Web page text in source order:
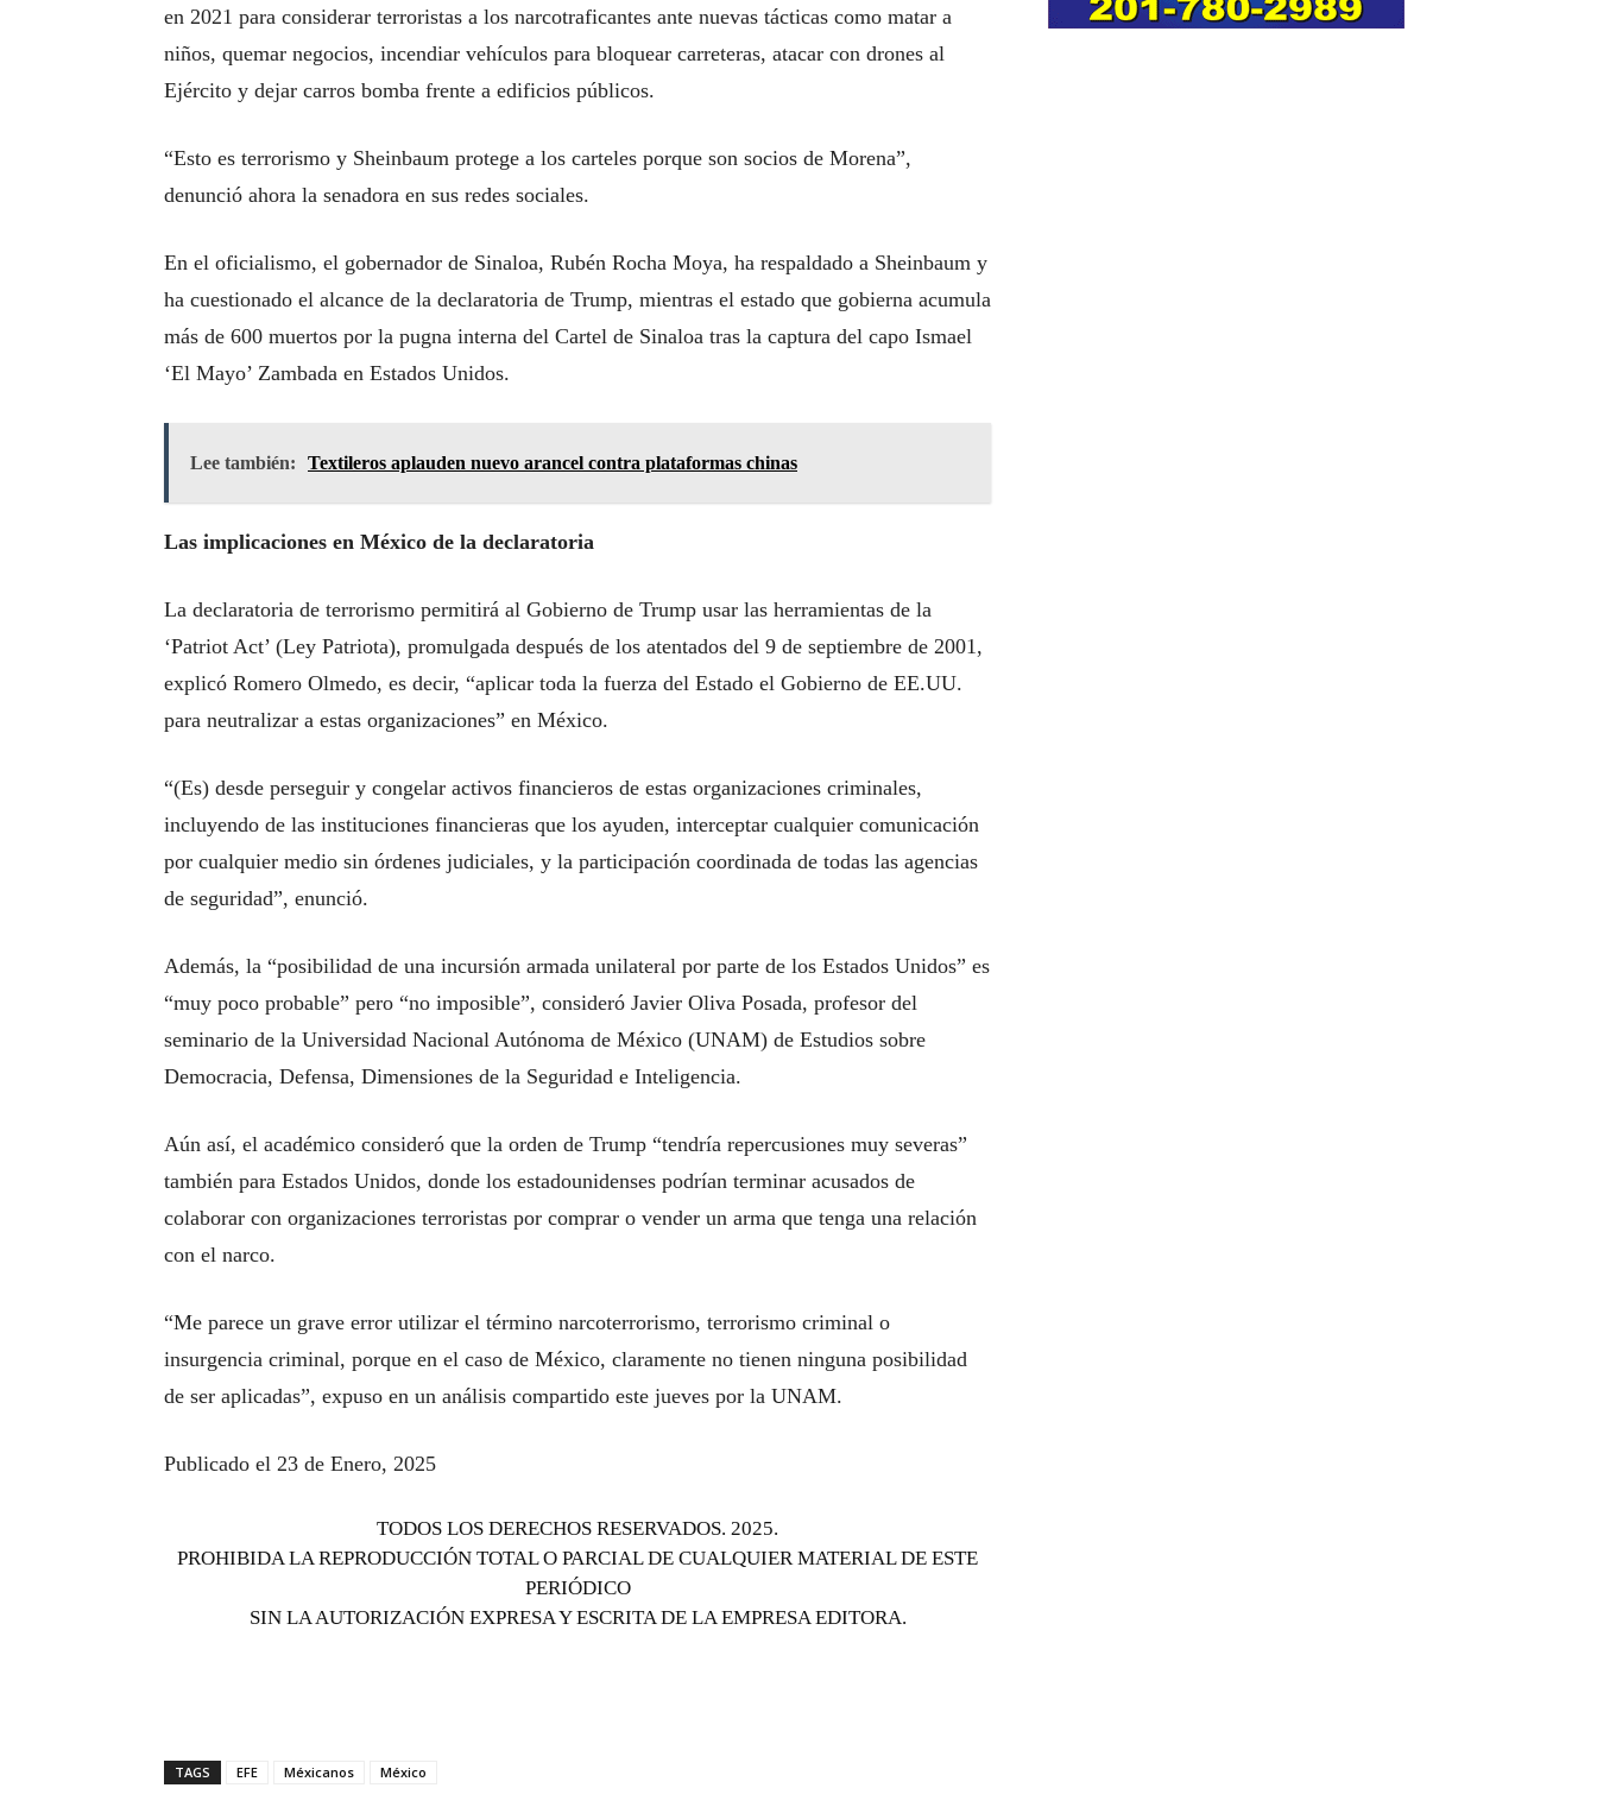
en 2021 para considerar terroristas a los narcotraficantes ante nuevas tácticas como matar a
niños, quemar negocios, incendiar vehículos para bloquear carreteras, atacar con drones al
Ejército y dejar carros bomba frente a edificios públicos.
“Esto es terrorismo y Sheinbaum protege a los carteles porque son socios de Morena”,
denunció ahora la senadora en sus redes sociales.
En el oficialismo, el gobernador de Sinaloa, Rubén Rocha Moya, ha respaldado a Sheinbaum y
ha cuestionado el alcance de la declaratoria de Trump, mientras el estado que gobierna acumula
más de 600 muertos por la pugna interna del Cartel de Sinaloa tras la captura del capo Ismael
‘El Mayo’ Zambada en Estados Unidos.
Lee también: Textileros aplauden nuevo arancel contra plataformas chinas
Las implicaciones en México de la declaratoria
La declaratoria de terrorismo permitirá al Gobierno de Trump usar las herramientas de la
‘Patriot Act’ (Ley Patriota), promulgada después de los atentados del 9 de septiembre de 2001,
explicó Romero Olmedo, es decir, “aplicar toda la fuerza del Estado el Gobierno de EE.UU.
para neutralizar a estas organizaciones” en México.
“(Es) desde perseguir y congelar activos financieros de estas organizaciones criminales,
incluyendo de las instituciones financieras que los ayuden, interceptar cualquier comunicación
por cualquier medio sin órdenes judiciales, y la participación coordinada de todas las agencias
de seguridad”, enunció.
Además, la “posibilidad de una incursión armada unilateral por parte de los Estados Unidos” es
“muy poco probable” pero “no imposible”, consideró Javier Oliva Posada, profesor del
seminario de la Universidad Nacional Autónoma de México (UNAM) de Estudios sobre
Democracia, Defensa, Dimensiones de la Seguridad e Inteligencia.
Aún así, el académico consideró que la orden de Trump “tendría repercusiones muy severas”
también para Estados Unidos, donde los estadounidenses podrían terminar acusados de
colaborar con organizaciones terroristas por comprar o vender un arma que tenga una relación
con el narco.
“Me parece un grave error utilizar el término narcoterrorismo, terrorismo criminal o
insurgencia criminal, porque en el caso de México, claramente no tienen ninguna posibilidad
de ser aplicadas”, expuso en un análisis compartido este jueves por la UNAM.
Publicado el 23 de Enero, 2025
TODOS LOS DERECHOS RESERVADOS. 2025.
PROHIBIDA LA REPRODUCCIÓN TOTAL O PARCIAL DE CUALQUIER MATERIAL DE ESTE
PERIÓDICO
SIN LA AUTORIZACIÓN EXPRESA Y ESCRITA DE LA EMPRESA EDITORA.
TAGS EFE Méxicanos México